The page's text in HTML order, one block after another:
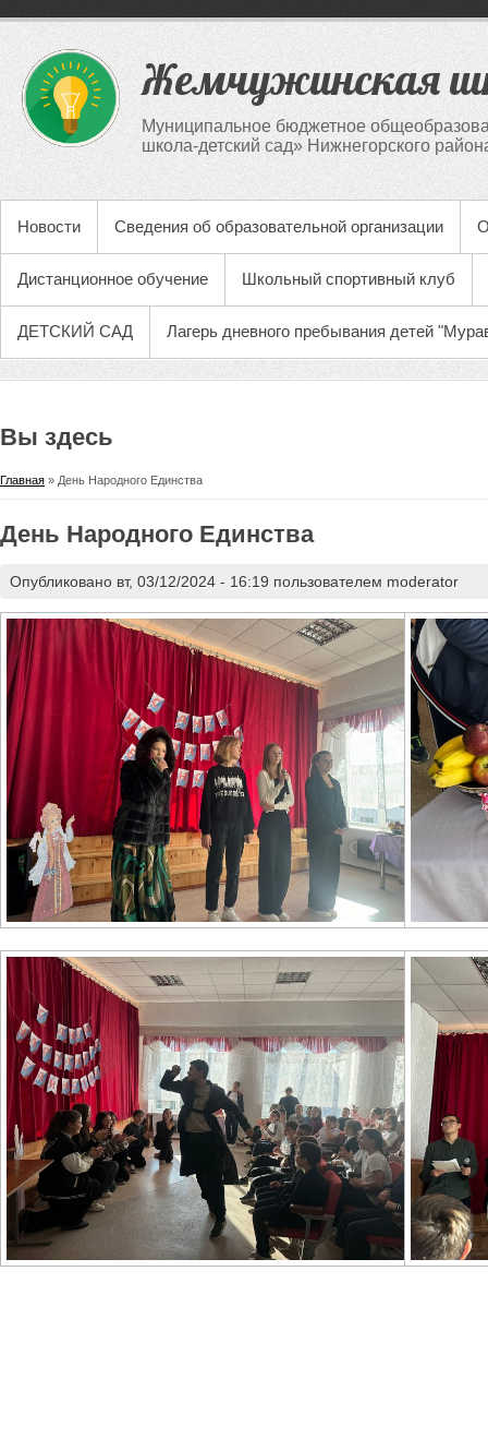
Жемчужинская
Муниципальное бюджетное
школа-детский сад» Нижнегорского
Новости Сведения об образовательной организации
Дистанционное обучение Школьный спортивный клуб
ДЕТСКИЙ САД Лагерь дневного пребывания детей
Вы здесь
Главная » День Народного Единства
День Народного Единства
Опубликовано вт, 03/12/2024 - 16:19 пользователем moderator